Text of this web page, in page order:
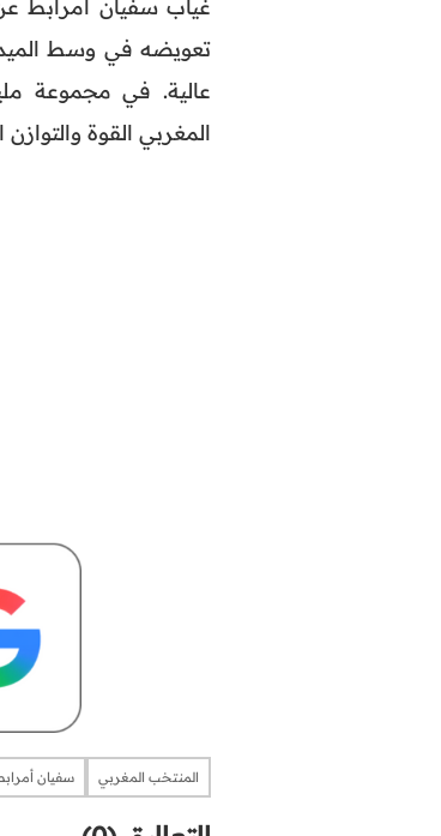
غياب سفيان أمرابط
تعويضه في وسط
عالية. في مجموعة
المغربي القوة
المنتخب المغربي سفيان